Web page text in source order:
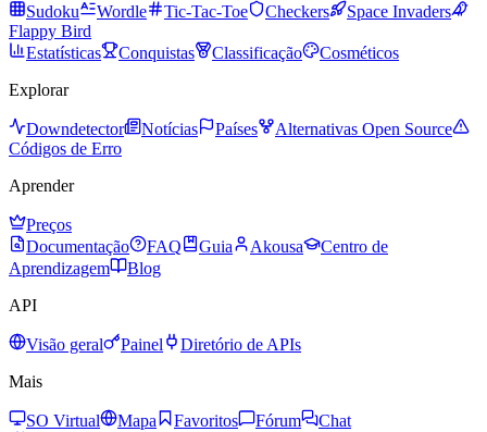
Sudoku
Wordle Tic-Tac-Toe Checkers
Space Invaders
Flappy Bird
Estatísticas
Conquistas Classificação
Cosméticos
Explorar
Downdetector Notícias Países
Alternativas Open Source
Códigos de Erro
Aprender
Preços
Documentação
FAQ Guia Akousa
Centro de
Aprendizagem
Blog
API
Visão geral Painel
Diretório de APIs
Mais
SO Virtual Mapa Favoritos Fórum
Chat